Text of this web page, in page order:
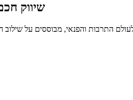
שיווק
התרבות והפנאי, מבוססים על שילוב